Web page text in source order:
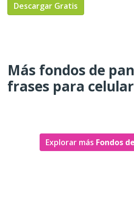
Descargar Gratis
Más fondos de
frases para celular
Explorar más Fondos